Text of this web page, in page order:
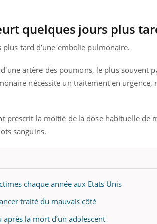
quelques jours plus
tard d’une embolie pulmonaire.
artère des poumons, le plus souvent
nécessite un traitement en urgence,
prescrit la moitié de la dose habituelle de
sanguins.
chaque année aux Etats Unis
traité du mauvais côté
la mort d’un adolescent